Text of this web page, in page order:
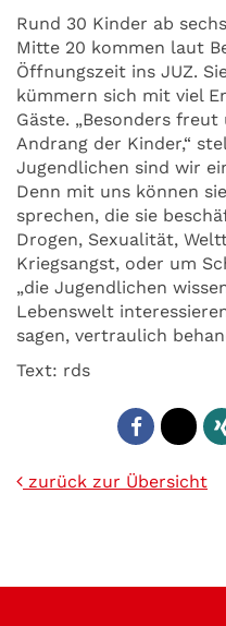
Rund 30 Kinder ab
Mitte 20 kommen laut
Öffnungszeit ins JUZ.
kümmern sich mit viel
Gäste. „Besonders
Andrang der Kinder,“
Jugendlichen sind wir
Denn mit uns können
sprechen, die sie
Drogen, Sexualität,
Kriegsangst, oder um
„die Jugendlichen
Lebenswelt
sagen, vertraulich
Text: rds
zurück zur Übersicht